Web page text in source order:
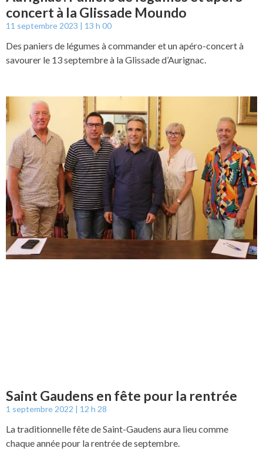
concert à la Glissade Moundo
11 septembre 2023 13 h 00
Des paniers de légumes à commander et un apéro-concert à
savourer le 13 septembre à la Glissade d’Aurignac.
Saint Gaudens en fête pour la rentrée
1 septembre 2022 12 h 28
La traditionnelle fête de Saint-Gaudens aura lieu comme
chaque année pour la rentrée de septembre.